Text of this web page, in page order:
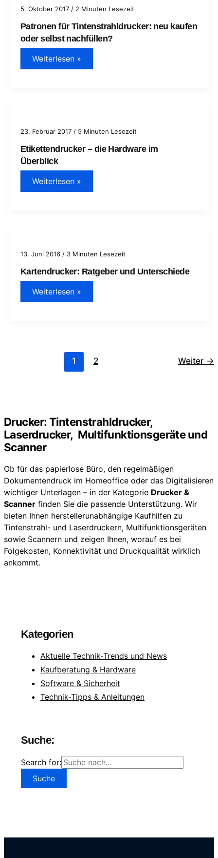
5. Oktober 2017 / 2 Minuten Lesezeit
Patronen für Tintenstrahldrucker: neu kaufen
oder selbst nachfüllen?
Patronen
für
Tintenstrahldrucker:
Weiterlesen »
23. Februar 2017 / 5 Minuten Lesezeit
Etikettendrucker – die Hardware im
Überblick
Etikettendrucker
–
die
Weiterlesen »
13. Juni 2016 / 3 Minuten Lesezeit
Kartendrucker: Ratgeber und Unterschiede
Kartendrucker:
Ratgeber
und
Weiterlesen »
1 2 Weiter →
Drucker: Tintenstrahldrucker,
Laserdrucker, Multifunktionsgeräte und
Scanner
Ob für das papierlose Büro, den regelmäßigen
Dokumentendruck im Homeoffice oder das Digitalisieren
wichtiger Unterlagen – in der Kategorie Drucker &
Scanner finden Sie die passende Unterstützung. Wir
bieten Ihnen herstellerunabhängige Kaufhilfen zu
Tintenstrahl- und Laserdruckern, Multifunktionsgeräten
sowie Scannern und zeigen Ihnen, worauf es bei
Folgekosten, Konnektivität und Druckqualität wirklich
ankommt.
Kategorien
Aktuelle Technik-Trends und News
Kaufberatung & Hardware
Software & Sicherheit
Technik-Tipps & Anleitungen
Suche:
Search for: